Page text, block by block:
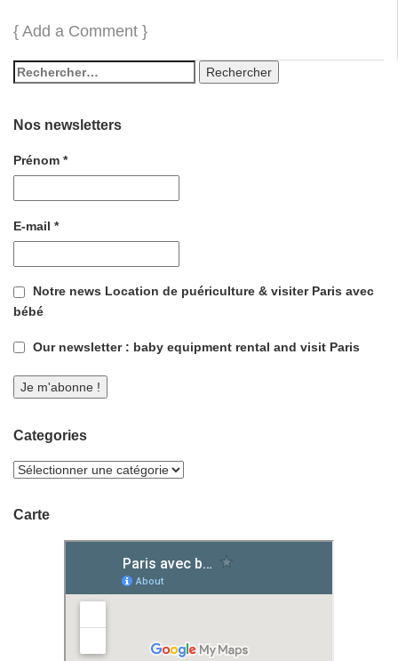
{ Add a Comment }
Nos newsletters
Prénom *
E-mail *
Notre news Location de puériculture & visiter Paris avec
bébé
Our newsletter : baby equipment rental and visit Paris
Categories
Carte